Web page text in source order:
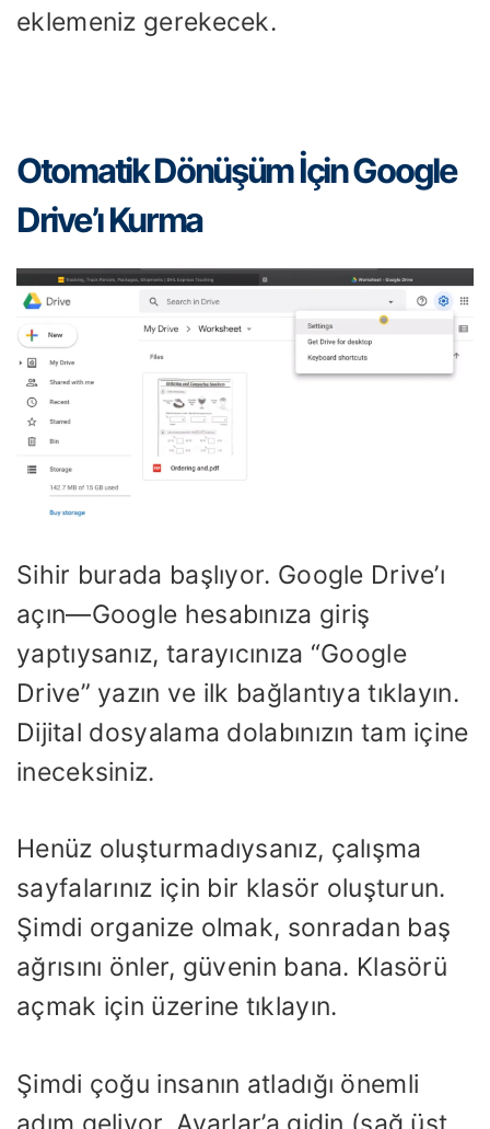
eklemeniz gerekecek.
Otomatik Dönüşüm İçin Google
Drive’ı Kurma
Sihir burada başlıyor. Google Drive’ı
açın—Google hesabınıza giriş
yaptıysanız, tarayıcınıza “Google
Drive” yazın ve ilk bağlantıya tıklayın.
Dijital dosyalama dolabınızın tam içine
ineceksiniz.
Henüz oluşturmadıysanız, çalışma
sayfalarınız için bir klasör oluşturun.
Şimdi organize olmak, sonradan baş
ağrısını önler, güvenin bana. Klasörü
açmak için üzerine tıklayın.
Şimdi çoğu insanın atladığı önemli